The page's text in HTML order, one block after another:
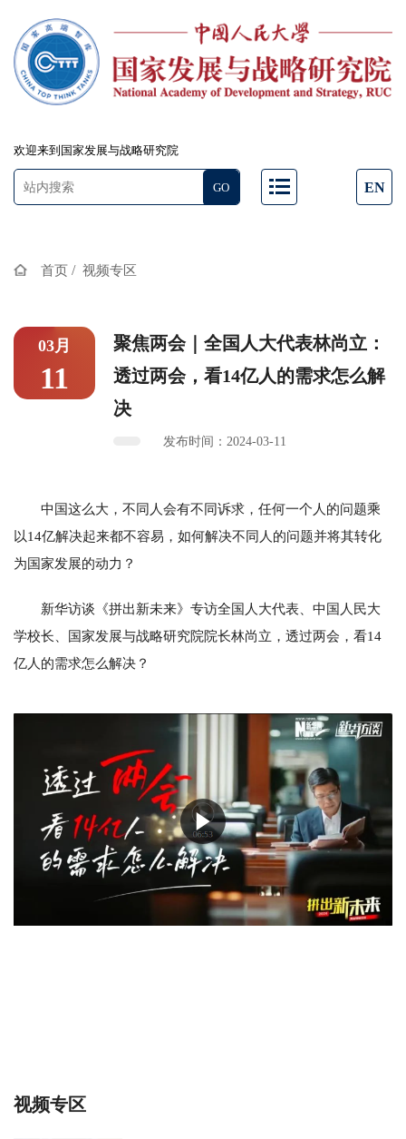
欢迎来到国家发展与战略研究院
EN
首页 / 视频专区
03月
11
聚焦两会｜全国人大代表林尚立：
透过两会，看14亿人的需求怎么解
决
发布时间：2024-03-11
中国这么大， 不同人会有不同诉求， 任何一个人的问题乘
以14亿解决起来都不容易， 如何解决不同人的问题并将其转化
为国家发展的动力？
新华访谈《拼出新未来》专访全国人大代表、中国人民大
学校长、国家发展与战略研究院院长林尚立， 透过两会，看14
亿人的需求怎么解决？
视频专区